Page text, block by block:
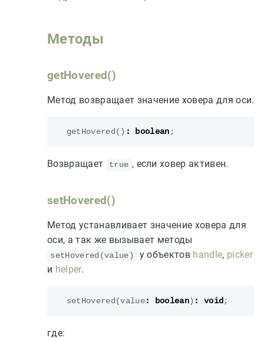
Методы
getHovered()
Метод возвращает значение ховера для оси.
getHovered () : boolean ;
Возвращает true , если ховер активен.
setHovered()
Метод устанавливает значение ховера для
оси, а так же вызывает методы
setHovered(value) у объектов handle, picker
и helper.
setHovered (value: boolean) : void ;
где: